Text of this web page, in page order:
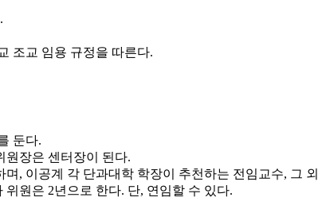
조교 임용 규정을 따른다.
둔다.
장은 센터장이 된다.
, 이공계 각 단과대학 학장이 추천하는 전임교수, 그
원은 2년으로 한다. 단, 연임할 수 있다.